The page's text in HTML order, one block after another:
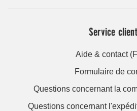
Service
Aide & contact
Formulaire de
Questions concernant la
Questions concernant